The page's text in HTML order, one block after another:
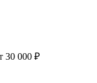
30 000 ₽